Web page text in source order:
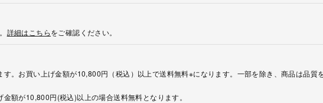
詳細はこちらをご確認ください。
。お買い上げ金額が10,800円（税込）以上で送料無料※になります。一部を除き、商品は品質
額が10,800円(税込)以上の場合送料無料となります。